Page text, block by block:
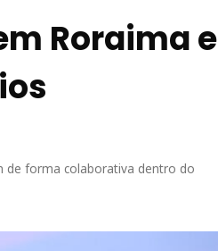
Roraima e
de forma colaborativa dentro do